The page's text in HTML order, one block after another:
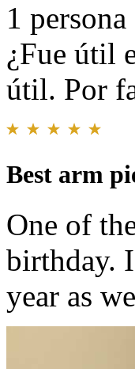
1
¿Fue útil
útil. Por
Best arm
One of
birthday.
year as